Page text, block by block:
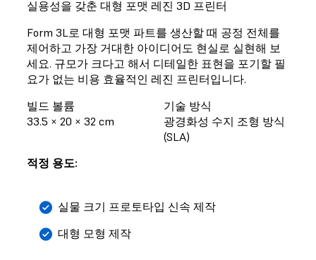
실용성을 갖춘 대형 포맷 레진 3D 프린터
Form 3L로 대형 포맷 파트를 생산할 때 공정 전체를
제어하고 가장 거대한 아이디어도 현실로 실현해 보
세요. 규모가 크다고 해서 디테일한 표현을 포기할 필
요가 없는 비용 효율적인 레진 프린터입니다.
빌드 볼륨
33.5 × 20 × 32 cm
기술 방식
광경화성 수지 조형 방식
(SLA)
적정 용도:
실물 크기 프로토타입 신속 제작
대형 모형 제작